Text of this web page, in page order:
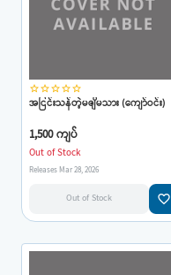
star_borderstar_borderstar_borderstar_borderstar_border
အငြင်းသန်တဲ့မဇျိမသား (ကျော်ဝင်း)
1,500 ကျပ်
Out of Stock
Releases Mar 28, 2026
Out of Stock favorite_border